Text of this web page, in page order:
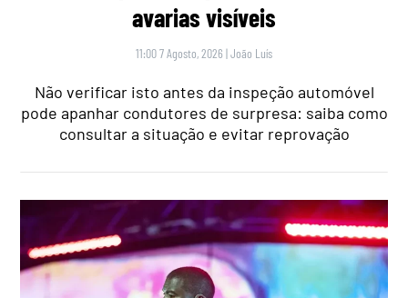
avarias visíveis
11:00 7 Agosto, 2026 |João Luís
Não verificar isto antes da inspeção automóvel
pode apanhar condutores de surpresa: saiba como
consultar a situação e evitar reprovação